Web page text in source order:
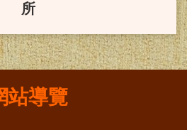
甲吳敏綺同學榮獲
於2024/11/23在總
所
站導覽